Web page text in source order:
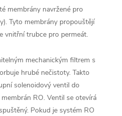
membrány navržené pro
Tyto membrány propouštějí
vnitřní trubce pro permeát.
mechanickým filtrem s
hrubé nečistoty. Takto
solenoidový ventil do
RO. Ventil se otevírá
Pokud je systém RO